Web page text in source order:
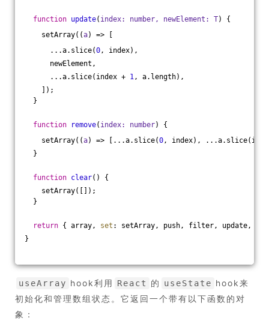
function update( index: number, newElement: T) {
setArray( (a) => [
...a.slice(0 , index),
newElement,
...a.slice(index + 1 , a.length),
]);
}
function remove( index: number) {
setArray( (a) => [...a.slice(0 , index),
}
function clear( ) {
setArray([]);
}
return { array, set : setArray, push, filter, update,
}
useArray hook利用 React 的 useState hook来
初始化和管理数组状态。它返回一个带有以下函数的对
象：